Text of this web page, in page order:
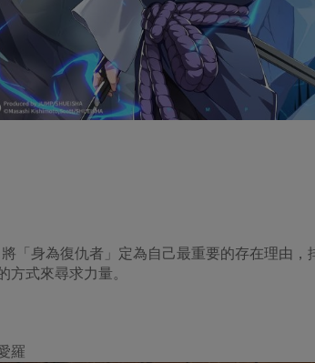
將「身為復仇者」定為自己最重要的存在理由
方式來尋求力量。
羅